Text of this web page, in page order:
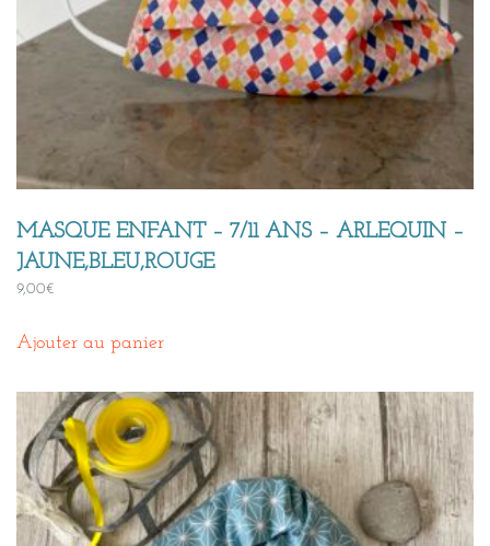
MASQUE ENFANT – 7/11 ANS – ARLEQUIN –
JAUNE,BLEU,ROUGE
9,00€
Ajouter au panier